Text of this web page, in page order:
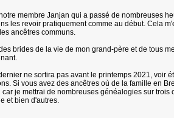
membre Janjan qui a passé de nombreuses
les revoir pratiquement comme au début. Cela
ancêtres communs.
brides de la vie de mon grand-père et de tous
ne sortira pas avant le printemps 2021, voir
Si vous avez des ancêtres où de la famille en
je mettrai de nombreuses généalogies sur trois
et bien d'autres.